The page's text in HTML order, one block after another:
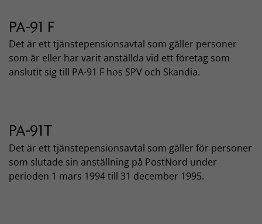
PA-91 F
Det är ett tjänstepensionsavtal som gäller personer
som är eller har varit anställda vid ett företag som
anslutit sig till PA-91 F hos SPV och Skandia.
PA-91T
Det är ett tjänstepensionsavtal som gäller för personer
som slutade sin anställning på PostNord under
perioden 1 mars 1994 till 31 december 1995.